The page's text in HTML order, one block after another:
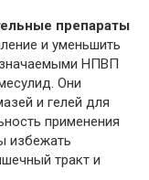
препараты
и уменьшить
НПВП
Они
и гелей для
применения
избежать
тракт и